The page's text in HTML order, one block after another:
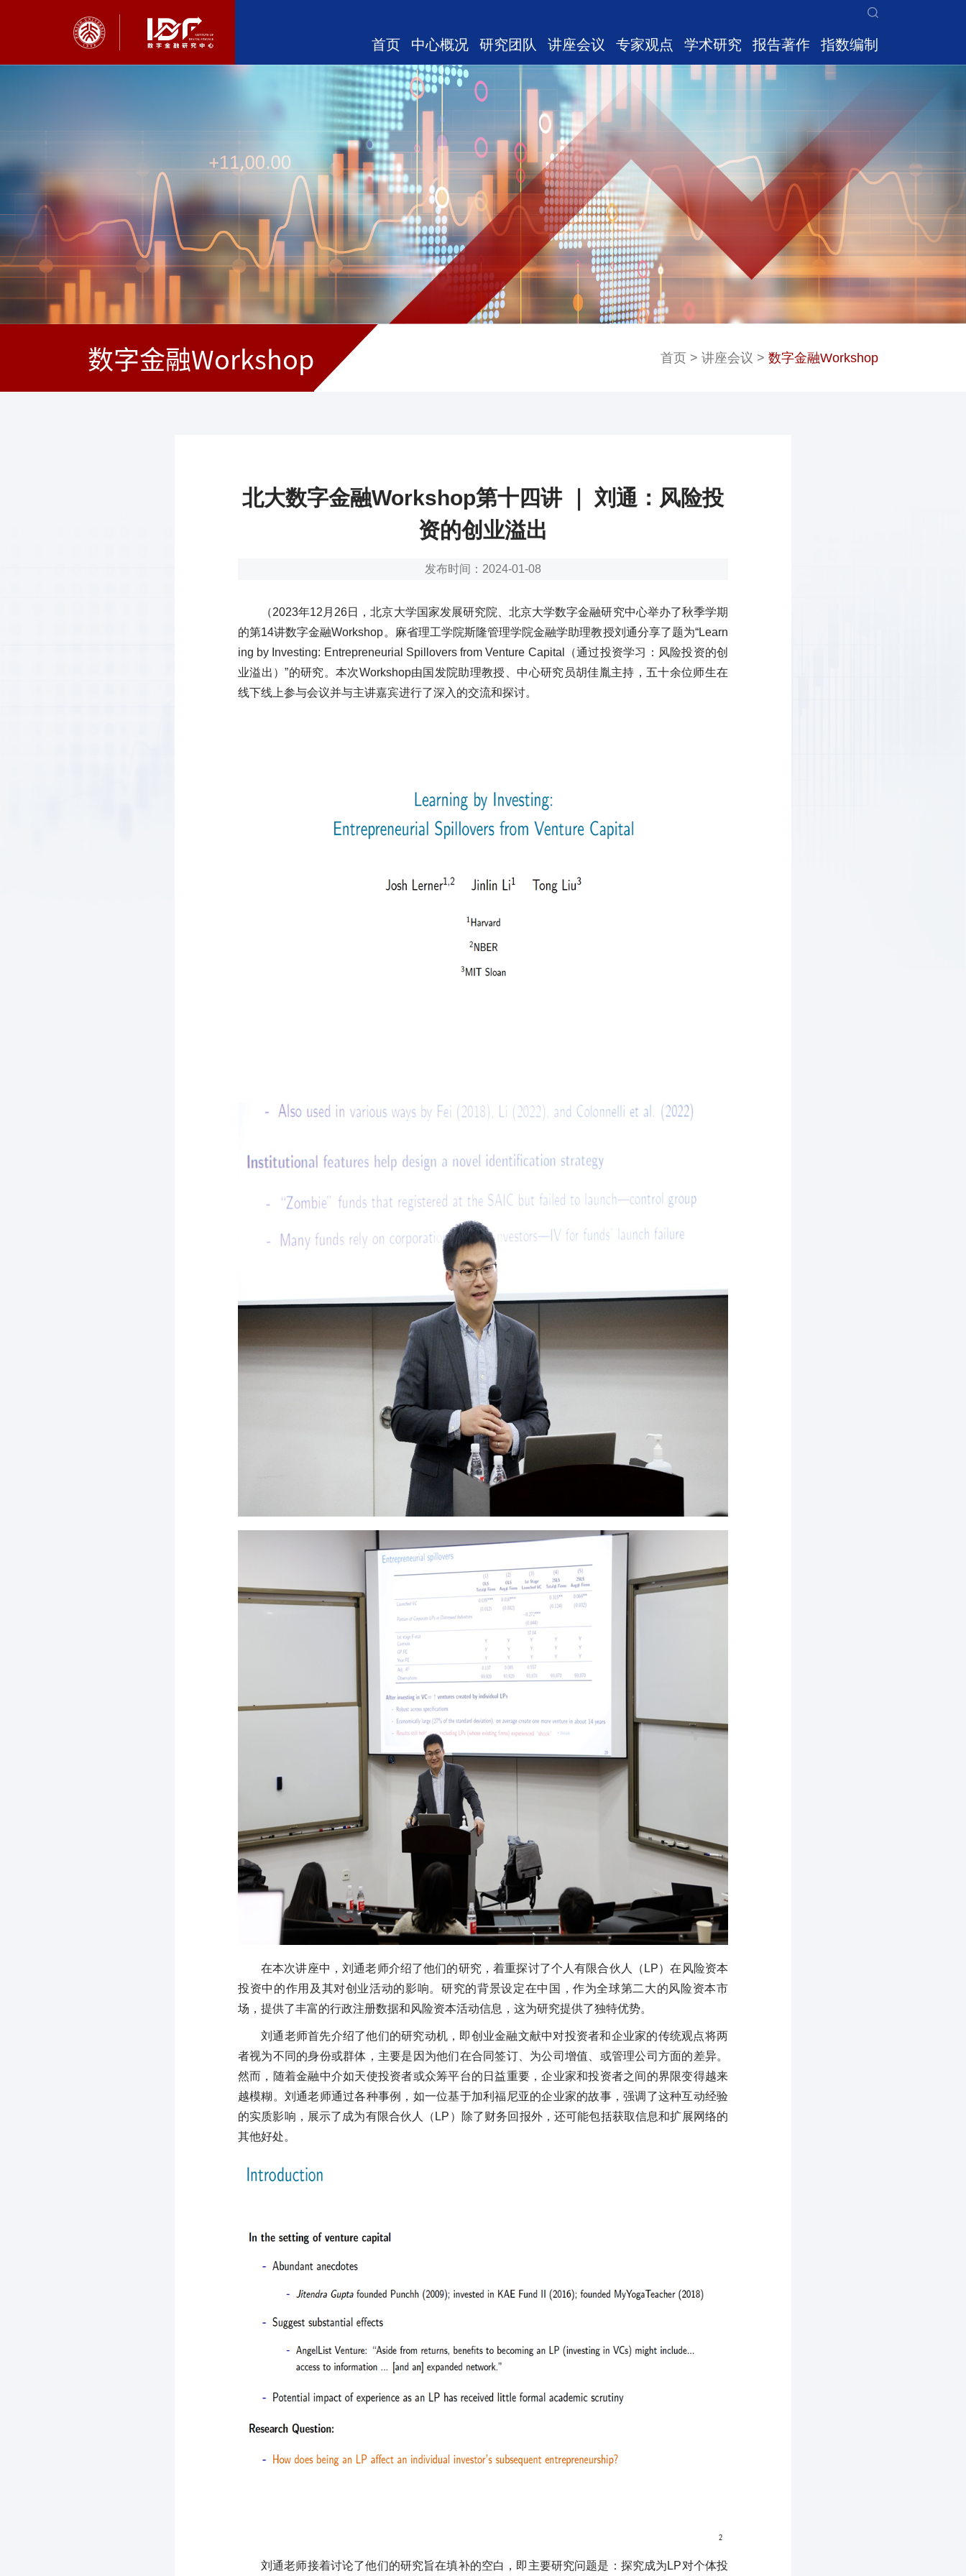
首页 中心概况 研究团队 讲座会议 专家观点 学术研究 报告著作 指数编制
数字金融Workshop 首页 > 讲座会议 > 数字金融Workshop
北大数字金融Workshop第十四讲 ｜ 刘通：风险投
资的创业溢出
发布时间：2024-01-08
（2023年12月26日，北京大学国家发展研究院、北京大学数字金融研究中心举办了秋季学期
的第14讲数字金融Workshop。麻省理工学院斯隆管理学院金融学助理教授刘通分享了题为“Learn
ing by Investing: Entrepreneurial Spillovers from Venture Capital（通过投资学习：风险投资的创
业溢出）”的研究。本次Workshop由国发院助理教授、中心研究员胡佳胤主持，五十余位师生在
线下线上参与会议并与主讲嘉宾进行了深入的交流和探讨。
在本次讲座中，刘通老师介绍了他们的研究，着重探讨了个人有限合伙人（LP）在风险资本
投资中的作用及其对创业活动的影响。研究的背景设定在中国，作为全球第二大的风险资本市
场，提供了丰富的行政注册数据和风险资本活动信息，这为研究提供了独特优势。
刘通老师首先介绍了他们的研究动机，即创业金融文献中对投资者和企业家的传统观点将两
者视为不同的身份或群体，主要是因为他们在合同签订、为公司增值、或管理公司方面的差异。
然而，随着金融中介如天使投资者或众筹平台的日益重要，企业家和投资者之间的界限变得越来
越模糊。刘通老师通过各种事例，如一位基于加利福尼亚的企业家的故事，强调了这种互动经验
的实质影响，展示了成为有限合伙人（LP）除了财务回报外，还可能包括获取信息和扩展网络的
其他好处。
刘通老师接着讨论了他们的研究旨在填补的空白，即主要研究问题是：探究成为LP对个体投